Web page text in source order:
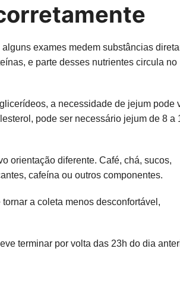
exames medem substâncias
e parte desses nutrientes circula no
a necessidade de jejum pode
pode ser necessário jejum de 8 a
orientação diferente. Café, chá, sucos,
cafeína ou outros componentes.
a coleta menos desconfortável,
terminar por volta das 23h do dia